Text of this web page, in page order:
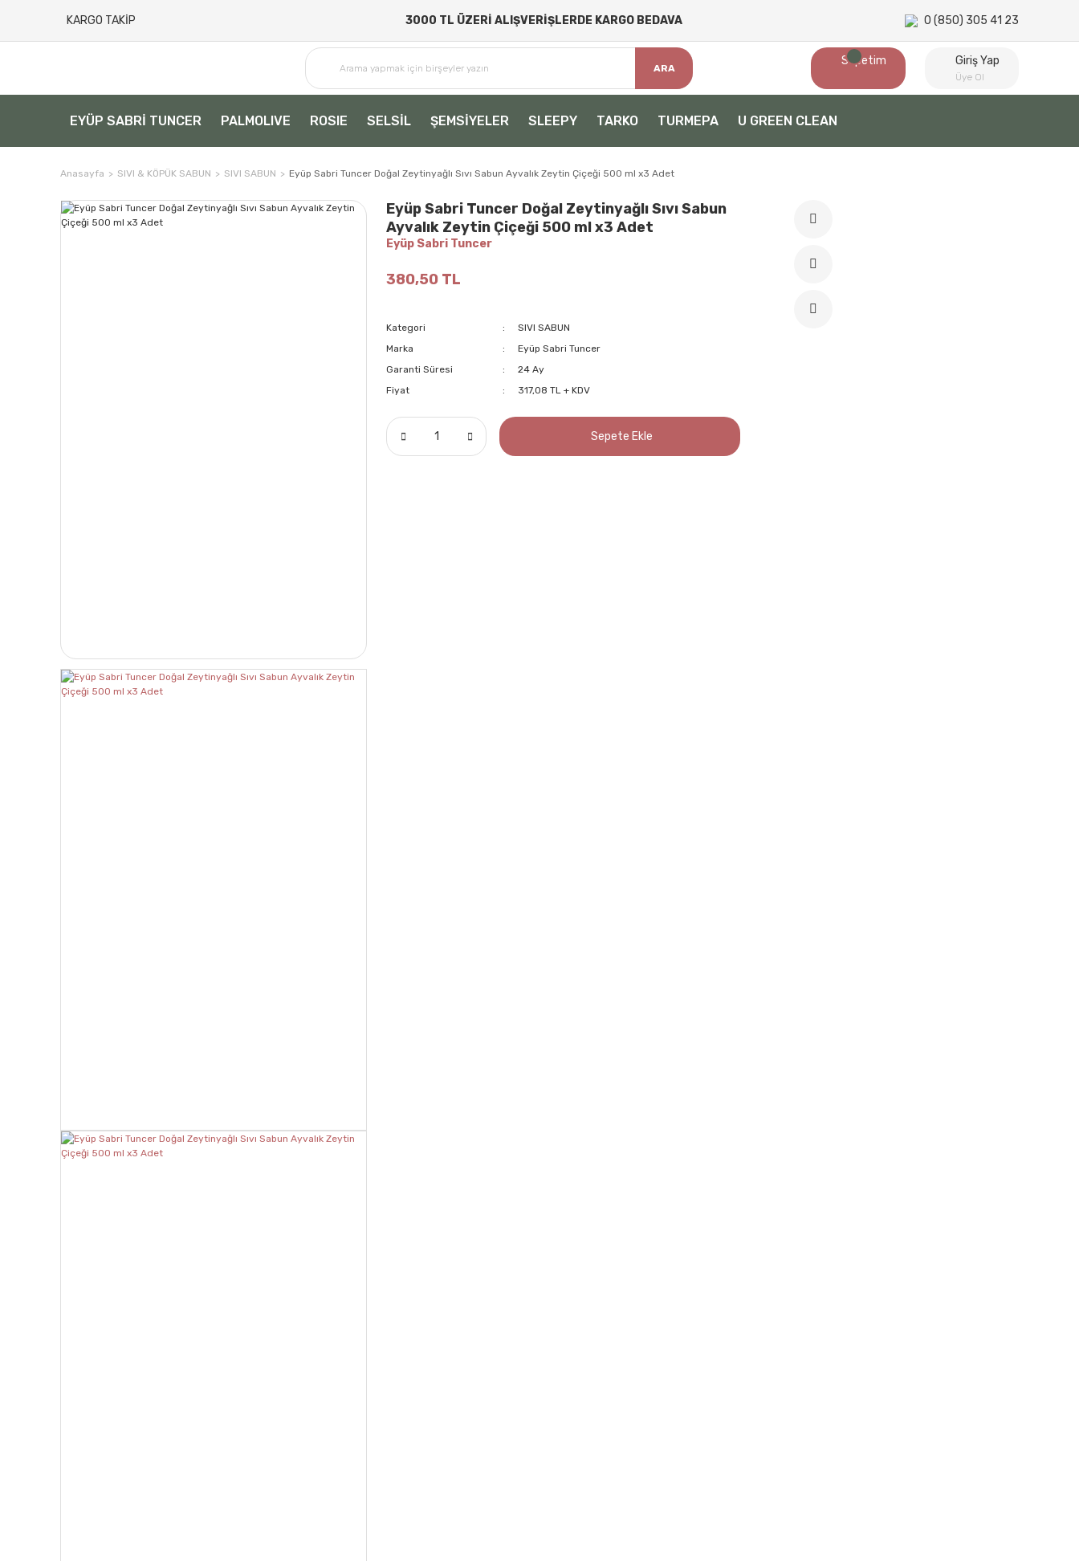
KARGO TAKİP 3000 TL ÜZERİ ALIŞVERİŞLERDE KARGO BEDAVA 0 (850) 305 41 23
ARA
Sepetim Giriş Yap
Üye Ol
EYÜP SABRİ TUNCER PALMOLIVE ROSIE SELSİL ŞEMSİYELER SLEEPY TARKO TURMEPA U GREEN CLEAN
Anasayfa SIVI & KÖPÜK SABUN SIVI SABUN Eyüp Sabri Tuncer Doğal Zeytinyağlı Sıvı Sabun Ayvalık Zeytin Çiçeği 500 ml x3 Adet
Eyüp Sabri Tuncer Doğal Zeytinyağlı Sıvı Sabun
Ayvalık Zeytin Çiçeği 500 ml x3 Adet
Eyüp Sabri Tuncer
380,50 TL
Kategori
SIVI SABUN
Marka
Eyüp Sabri Tuncer
Garanti Süresi
24 Ay
Fiyat
317,08 TL + KDV
Sepete Ekle